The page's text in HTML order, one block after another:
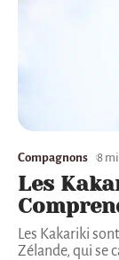
Compagnons 8
Les
Les Kakariki
Zélande, qui se